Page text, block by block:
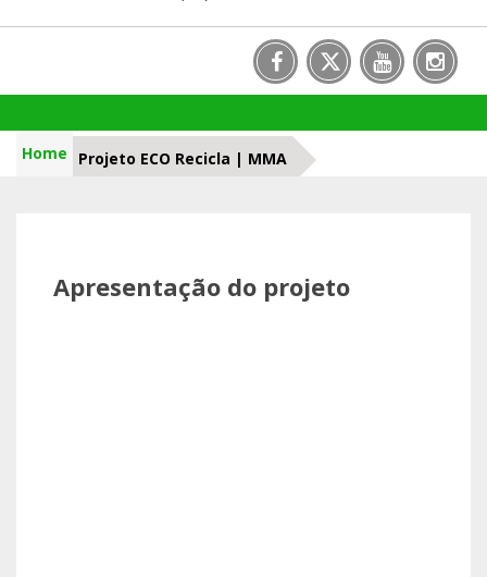
Home Projeto ECO Recicla | MMA
Apresentação do projeto